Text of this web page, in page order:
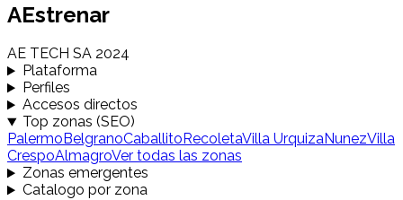
AEstrenar
AE TECH SA 2024
Plataforma
Perfiles
Accesos directos
Top zonas (SEO)
Palermo BelgranoCaballito RecoletaVilla UrquizaNunezVilla
CrespoAlmagroVer todas las zonas
Zonas emergentes
Catalogo por zona